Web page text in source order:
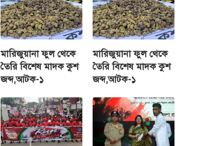
মারিজুয়ানা ফুল থেকে
তৈরি বিশেষ মাদক কুশ
জব্দ,আটক-১
মারিজুয়ানা ফুল থেকে
তৈরি বিশেষ মাদক কুশ
জব্দ,আটক-১